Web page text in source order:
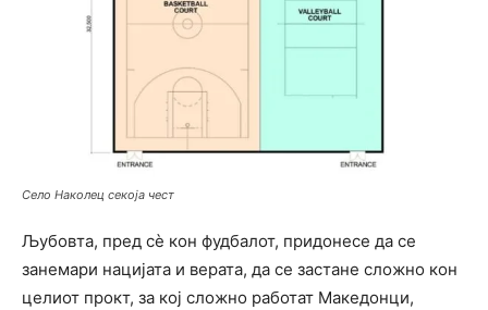
Село Наколец секоја чест
Љубовта, пред сè кон фудбалот, придонесе да се
занемари нацијата и верата, да се застане сложно кон
целиот прокт, за кој сложно работат Македонци,